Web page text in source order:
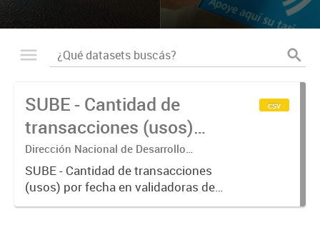
SUBE - Cantidad de
transacciones (usos)
por fecha
Dirección Nacional de Desarrollo
Tecnológico - Ministerio de Transporte.
SUBE - Cantidad de transacciones
(usos) por fecha en validadoras de
la red SUBE.
csv